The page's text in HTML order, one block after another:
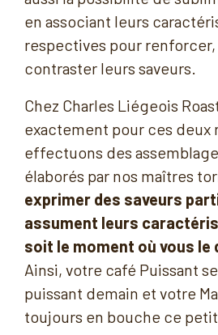
en associant leurs
respectives pour
contraster leurs saveurs.
Chez Charles Liégeois
exactement pour ces deux
effectuons des
élaborés par nos maîtres
exprimer des saveurs
assument leurs
soit le moment où vous le
Ainsi, votre café Puissant
puissant demain et votre
toujours en bouche ce